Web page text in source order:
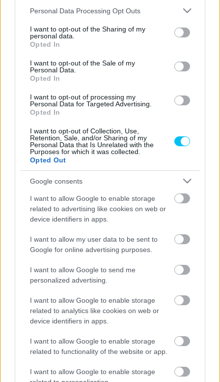
Please note that this website/app uses one or more Google
not limited to your visit or usage behaviour. You may click to
grant or deny consent to Google and its third-party tags to
use your data for below specified purposes in below Google
consent section.
Personal Data Processing Opt Outs
I want to opt-out of the Sharing of my
personal data.
Opted In
I want to opt-out of the Sale of my
Personal Data.
Opted In
I want to opt-out of processing my
Personal Data for Targeted Advertising.
Opted In
I want to opt-out of Collection, Use,
Retention, Sale, and/or Sharing of my
Personal Data that Is Unrelated with the
Purposes for which it was collected.
Opted Out
Google consents
I want to allow Google to enable storage
related to advertising like cookies on web or
device identifiers in apps.
I want to allow my user data to be sent to
Google for online advertising purposes.
I want to allow Google to send me
personalized advertising.
I want to allow Google to enable storage
related to analytics like cookies on web or
device identifiers in apps.
I want to allow Google to enable storage
related to functionality of the website or app.
I want to allow Google to enable storage
hang alapján minden kétséget kizáróan egy nagy fordulatú
Bár a sportmotorok már jó ideje nem tartoznak a
legnépszerűbb utcai típusok közé, a Dorna
szabálymódosítással próbál életet lehelni a Supersport
600-as kategóriába. A Next Generation Supersport
érzékelhető a gyártók részéről. A versenykiírás szerint idén
hengeres Triumph Stret Triple 765 is épp úgy rajthoz
állhat, mint a jó öreg Suzuki GSX-R 750. Természetesen
egy igen bonyolult szabályrendszer szerint, hogy a
klasszikus hatszázas négyhengeresek is versenyképesek
maradjanak.
Mivel a négyszázas ZX4 RR pár hónapja már kapható a